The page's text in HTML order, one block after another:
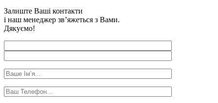
Залиште Ваші контакти
і наш менеджер зв’яжеться з Вами.
Дякуємо!